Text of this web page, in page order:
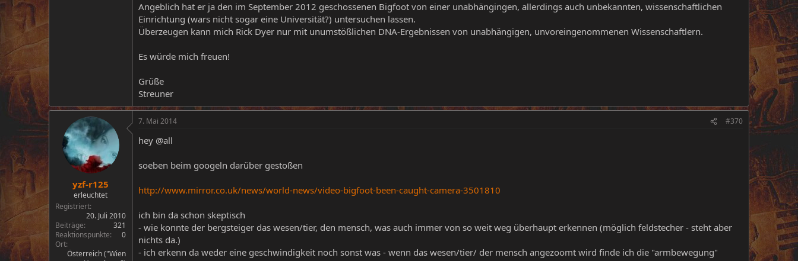
Angeblich hat er ja den im September 2012 geschossenen Bigfoot von einer unabhängingen, allerdings auch unbekannten, wissenschaftlichen
Einrichtung (wars nicht sogar eine Universität?) untersuchen lassen.
Überzeugen kann mich Rick Dyer nur mit unumstößlichen DNA-Ergebnissen von unabhängigen, unvoreingenommenen Wissenschaftlern.
Es würde mich freuen!
Grüße
Streuner
yzf-r125
erleuchtet
Registriert
20. Juli 2010
Beiträge
321
Reaktionspunkte
0
Ort
Österreich ("Wien
7. Mai 2014 #370
hey @all
soeben beim googeln darüber gestoßen
http://www.mirror.co.uk/news/world-news/video-bigfoot-been-caught-camera-3501810
ich bin da schon skeptisch
- wie konnte der bergsteiger das wesen/tier, den mensch, was auch immer von so weit weg überhaupt erkennen (möglich feldstecher - steht aber
nichts da.)
- ich erkenn da weder eine geschwindigkeit noch sonst was - wenn das wesen/tier/ der mensch angezoomt wird finde ich die "armbewegung"